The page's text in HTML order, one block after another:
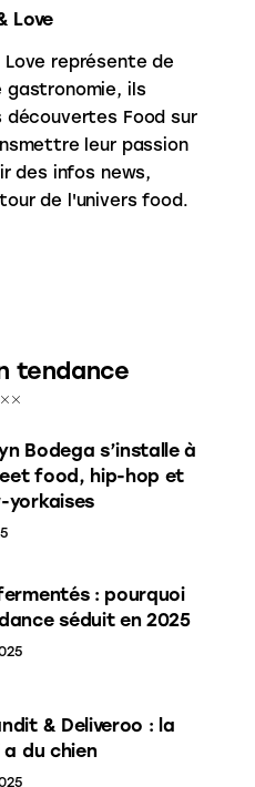
Love
Love représente de
gastronomie, ils
Food sur
leur passion
des infos news,
de l'univers food.
tendance
Bodega s’installe à
food, hip-hop et
yorkaises
: pourquoi
séduit en 2025
& Deliveroo : la
du chien